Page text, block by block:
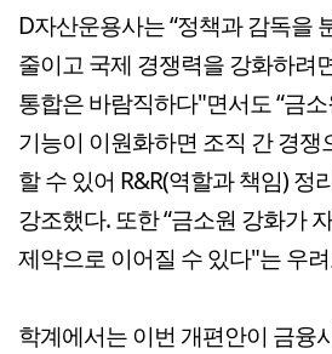
D자산운용사는 “정책과 감독을
줄이고 국제 경쟁력을 강화하려
통합은 바람직하다"면서도 “금
기능이 이원화하면 조직 간 경쟁
할 수 있어 R&R(역할과 책임) 정
강조했다. 또한 “금소원 강화가
제약으로 이어질 수 있다"는 우
학계에서는 이번 개편안이 금융